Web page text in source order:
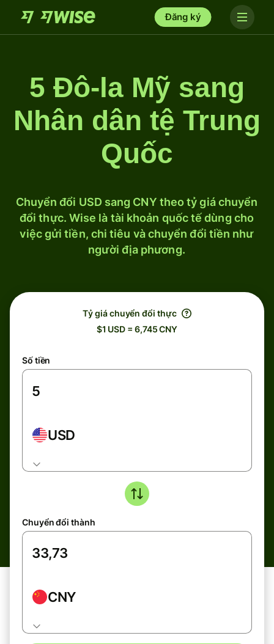
Đăng ký
5 Đô-la Mỹ sang
Nhân dân tệ Trung
Quốc
Chuyển đổi USD sang CNY theo tỷ giá chuyển
đổi thực. Wise là tài khoản quốc tế dùng cho
việc gửi tiền, chi tiêu và chuyển đổi tiền như
người địa phương.
Tỷ giá chuyển đổi thực
$1 USD = 6,745 CNY
Số tiền
USD
Chuyển đổi thành
CNY